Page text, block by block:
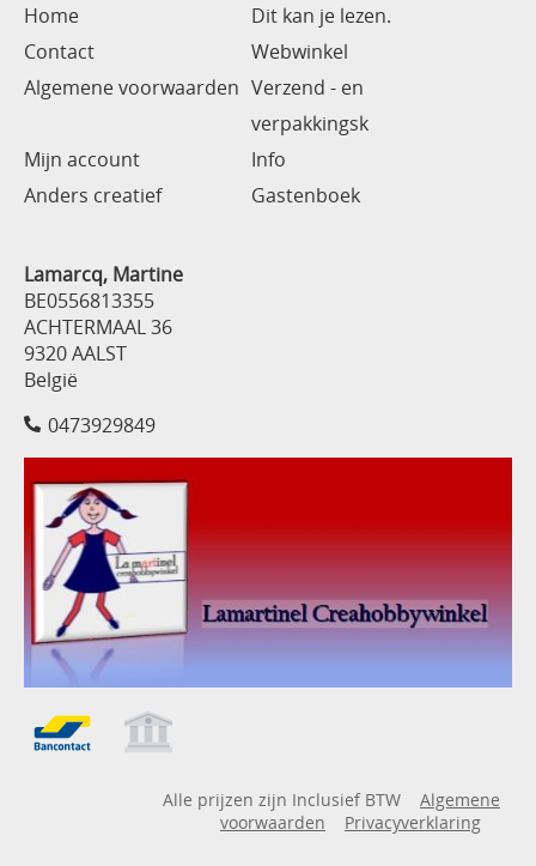
Home
Dit kan je lezen.
Contact
Webwinkel
Algemene voorwaarden Verzend - en
verpakkingsk
Mijn account
Info
Anders creatief
Gastenboek
Lamarcq, Martine
BE0556813355
ACHTERMAAL 36
9320 AALST
België
0473929849
Alle prijzen zijn Inclusief BTW
Algemene
voorwaarden
Privacyverklaring